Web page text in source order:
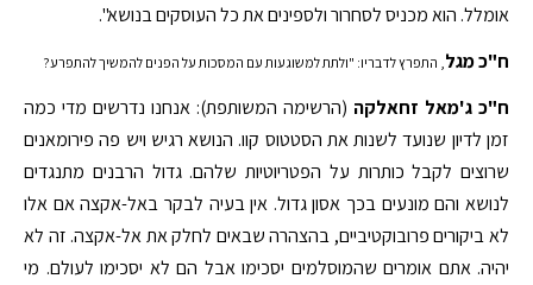
אומלל. הוא מכניס לסחרור ולספינים את כל העוסקים בנושא".
ח"כ מגל , התפרץ לדבריו: "ולתת למשוגעות עם המסכות על הפנים להמשיך להתפרע?
ח"כ ג'מאל זחאלקה (הרשימה המשותפת): אנחנו נדרשים מדי כמה
זמן לדיון שנועד לשנות את הסטטוס קוו. הנושא רגיש ויש פה פירומאנים
שרוצים לקבל כותרות על הפטריוטיות שלהם. גדול הרבנים מתנגדים
לנושא והם מונעים בכך אסון גדול. אין בעיה לבקר באל-אקצה אם אלו
לא ביקורים פרובוקטיביים, בהצהרה שבאים לחלק את אל-אקצה. זה לא
יהיה. אתם אומרים שהמוסלמים יסכימו אבל הם לא יסכימו לעולם. מי